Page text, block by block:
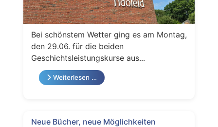
Bei schönstem Wetter ging es am Montag,
den 29.06. für die beiden
Geschichtsleistungskurse aus...
Weiterlesen …
Neue Bücher, neue Möglichkeiten